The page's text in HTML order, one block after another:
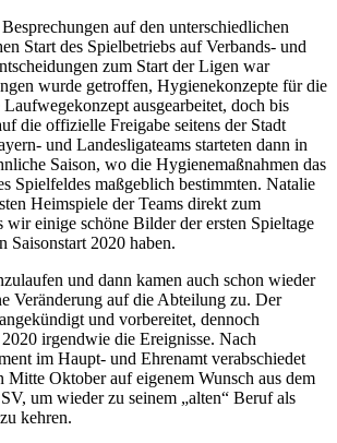
auf den unterschiedlichen
Start des Spielbetriebs auf Verbands- und
zum Start der Ligen war
wurde getroffen, Hygienekonzepte für die
ausgearbeitet, doch bis
die offizielle Freigabe seitens der Stadt
und Landesligateams starteten dann in
Saison, wo die Hygienemaßnahmen das
Spielfeldes maßgeblich bestimmten. Natalie
Heimspiele der Teams direkt zum
wir einige schöne Bilder der ersten Spieltage
Saisonstart 2020 haben.
und dann kamen auch schon wieder
Veränderung auf die Abteilung zu. Der
und vorbereitet, dennoch
irgendwie die Ereignisse. Nach
im Haupt- und Ehrenamt verabschiedet
Oktober auf eigenem Wunsch aus dem
um wieder zu seinem „alten“ Beruf als
kehren.